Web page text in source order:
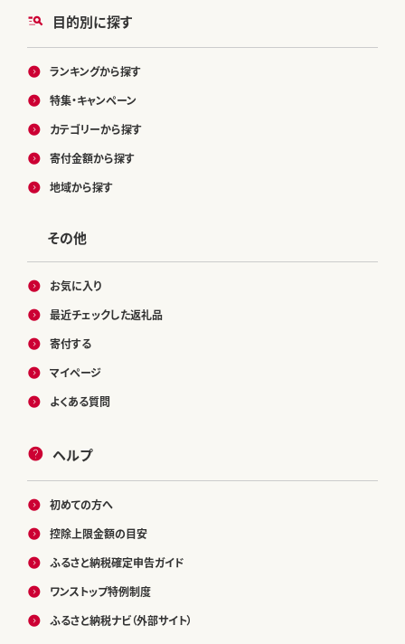
目的別に探す
ランキングから探す
特集・キャンペーン
カテゴリーから探す
寄付金額から探す
地域から探す
その他
お気に入り
最近チェックした返礼品
寄付する
マイページ
よくある質問
ヘルプ
初めての方へ
控除上限金額の目安
ふるさと納税確定申告ガイド
ワンストップ特例制度
ふるさと納税ナビ（外部サイト）